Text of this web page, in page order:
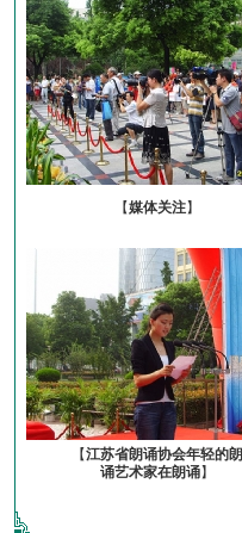
【媒体关注】
【江苏省朗诵协会年轻的朗
诵艺术家在朗诵】